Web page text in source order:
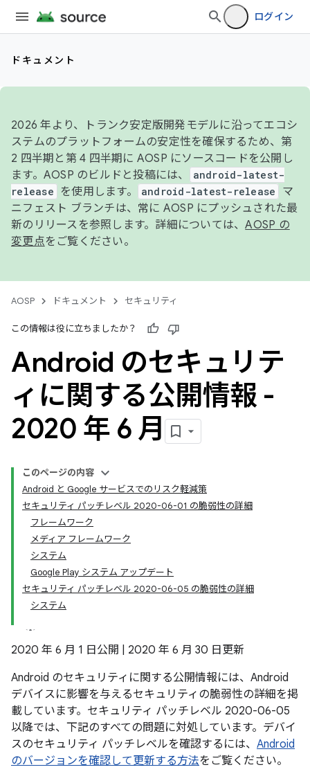
ログイン
ドキュメント
2026 年より、トランク安定版開発モデルに沿ってエコシ
ステムのプラットフォームの安定性を確保するため、第
2 四半期と第 4 四半期に AOSP にソースコードを公開し
ます。AOSP のビルドと投稿には、
android-latest-
release
を使用します。 android-latest-release
マ
ニフェスト ブランチは、常に AOSP にプッシュされた最
新のリリースを参照します。詳細については、AOSP の
変更点をご覧ください。
AOSP ドキュメント セキュリティ
この情報は役に立ちましたか？
Android のセキュリテ
ィに関する公開情報 -
2020 年 6 月
このページの内容
Android と Google サービスでのリスク軽減策
セキュリティ パッチレベル 2020-06-01 の脆弱性の詳細
フレームワーク
メディア フレームワーク
システム
Google Play システム アップデート
セキュリティ パッチレベル 2020-06-05 の脆弱性の詳細
システム
2020 年 6 月 1 日公開 | 2020 年 6 月 30 日更新
Android のセキュリティに関する公開情報には、Android
デバイスに影響を与えるセキュリティの脆弱性の詳細を掲
載しています。セキュリティ パッチレベル 2020-06-05
以降では、下記のすべての問題に対処しています。デバイ
スのセキュリティ パッチレベルを確認するには、 Android
のバージョンを確認して更新する方法をご覧ください。